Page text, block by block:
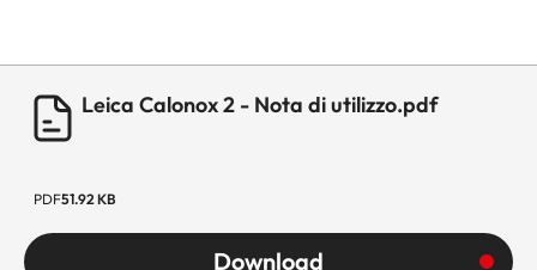
Leica Calonox 2 - Nota di utilizzo.pdf
PDF51.92 KB
Download